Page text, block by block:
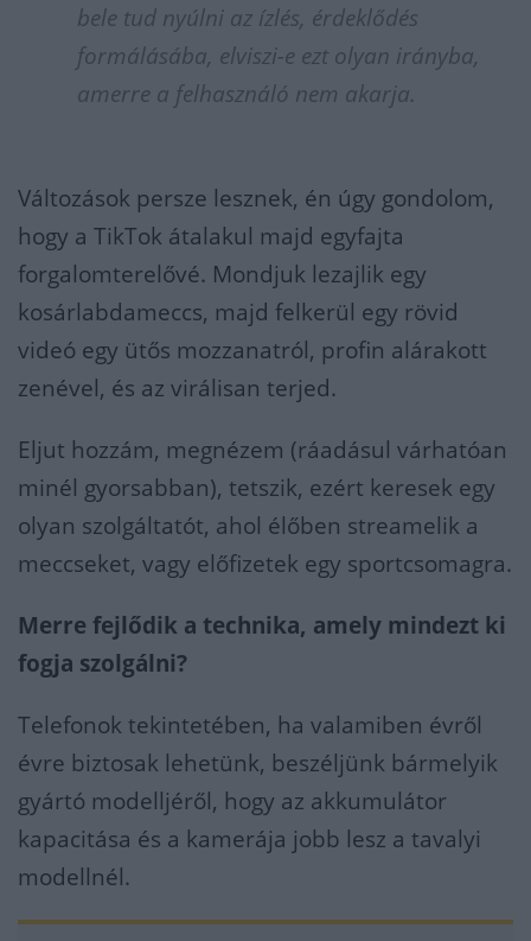
bele tud nyúlni az ízlés, érdeklődés
formálásába, elviszi-e ezt olyan irányba,
amerre a felhasználó nem akarja.
Változások persze lesznek, én úgy gondolom,
hogy a TikTok átalakul majd egyfajta
forgalomterelővé. Mondjuk lezajlik egy
kosárlabdameccs, majd felkerül egy rövid
videó egy ütős mozzanatról, profin alárakott
zenével, és az virálisan terjed.
Eljut hozzám, megnézem (ráadásul várhatóan
minél gyorsabban), tetszik, ezért keresek egy
olyan szolgáltatót, ahol élőben streamelik a
meccseket, vagy előfizetek egy sportcsomagra.
Merre fejlődik a technika, amely mindezt ki
fogja szolgálni?
Telefonok tekintetében, ha valamiben évről
évre biztosak lehetünk, beszéljünk bármelyik
gyártó modelljéről, hogy az akkumulátor
kapacitása és a kamerája jobb lesz a tavalyi
modellnél.